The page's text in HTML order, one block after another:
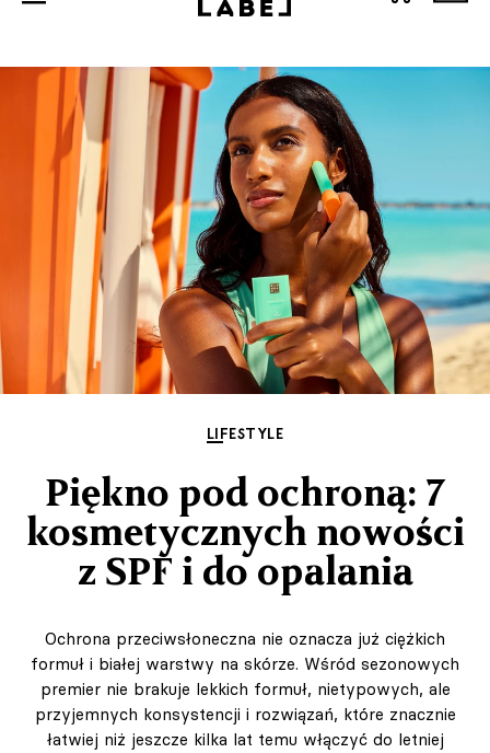
LIFESTYLE
Piękno pod ochroną: 7
kosmetycznych nowości
z SPF i do opalania
Ochrona przeciwsłoneczna nie oznacza już ciężkich
formuł i białej warstwy na skórze. Wśród sezonowych
premier nie brakuje lekkich formuł, nietypowych, ale
przyjemnych konsystencji i rozwiązań, które znacznie
łatwiej niż jeszcze kilka lat temu włączyć do letniej